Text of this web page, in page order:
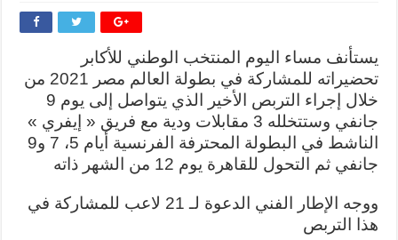
تحضيراته للمشاركة في بطولة العالم مصر 2021 من
خلال إجراء التربص الأخير الذي يتواصل إلى يوم 9
جانفي وستتخلله 3 مقابلات ودية مع فريق « إيفري »
الناشط في البطولة المحترفة الفرنسية أيام 5، 7 و9
جانفي ثم التحول للقاهرة يوم 12 من الشهر ذاته
ووجه الإطار الفني الدعوة لـ 21 لاعب للمشاركة في
هذا التربص